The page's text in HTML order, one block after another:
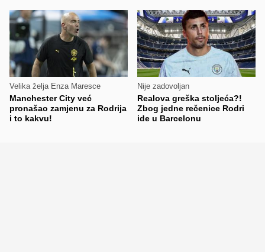
Velika želja Enza Maresce
Manchester City već
pronašao zamjenu za Rodrija
i to kakvu!
Nije zadovoljan
Realova greška stoljeća?!
Zbog jedne rečenice Rodri
ide u Barcelonu